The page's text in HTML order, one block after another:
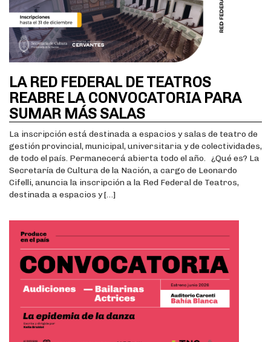
LA RED FEDERAL DE TEATROS
REABRE LA CONVOCATORIA PARA
SUMAR MÁS SALAS
La inscripción está destinada a espacios y salas de teatro de
gestión provincial, municipal, universitaria y de colectividades,
de todo el país. Permanecerá abierta todo el año. ¿Qué es? La
Secretaría de Cultura de la Nación, a cargo de Leonardo
Cifelli, anuncia la inscripción a la Red Federal de Teatros,
destinada a espacios y […]